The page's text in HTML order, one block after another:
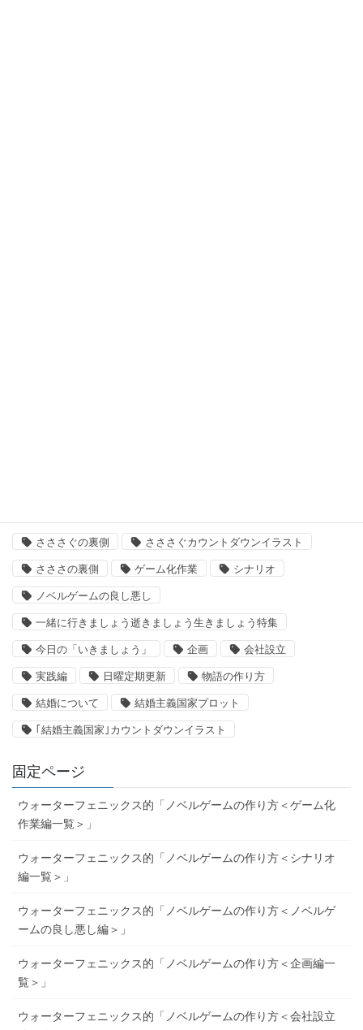
さささぐの裏側 さささぐカウントダウンイラスト
さささの裏側 ゲーム化作業 シナリオ
ノベルゲームの良し悪し
一緒に行きましょう逝きましょう生きましょう特集
今日の「いきましょう」 企画 会社設立
実践編 日曜定期更新 物語の作り方
結婚について 結婚主義国家プロット
｢結婚主義国家｣カウントダウンイラスト
固定ページ
ウォーターフェニックス的「ノベルゲームの作り方＜ゲーム化
作業編一覧＞」
ウォーターフェニックス的「ノベルゲームの作り方＜シナリオ
編一覧＞」
ウォーターフェニックス的「ノベルゲームの作り方＜ノベルゲ
ームの良し悪し編＞」
ウォーターフェニックス的「ノベルゲームの作り方＜企画編一
覧＞」
ウォーターフェニックス的「ノベルゲームの作り方＜会社設立